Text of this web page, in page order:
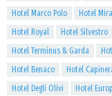
Hotel Marco Polo
Hotel
Hotel Royal
Hotel Silvestro
Hotel Terminus & Garda
Hotel Benaco
Hotel
Hotel Degli Olivi
Hotel